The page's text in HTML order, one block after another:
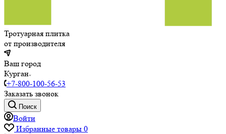
Тротуарная плитка
от производителя
Ваш город
Курган
+7-800-100-56-53
Заказать звонок
Поиск
Войти
Избранные товары 0